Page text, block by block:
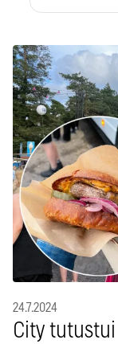
24.7.2024
City